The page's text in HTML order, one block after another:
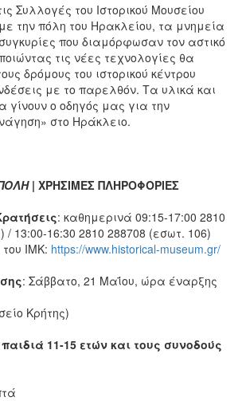
Συλλογές του Ιστορικού Μουσείου
την πόλη του Ηρακλείου, τα μνημεία
συγκυρίες που διαμόρφωσαν τον αστικό
τις νέες τεχνολογίες θα
δρόμους του ιστορικού κέντρου
με το παρελθόν. Τα υλικά και
γίνουν ο οδηγός μας για την
στο Ηράκλειο.
| ΧΡΗΣΙΜΕΣ ΠΛΗΡΟΦΟΡΙΕΣ
: καθημερινά 09:15-17:00 2810
/ 13:00-16:30 2810 288708 (εσωτ. 106)
του ΙΜΚ: https://www.historical-museum.gr/
: Σάββατο, 21 Μαΐου, ώρα έναρξης
Κρήτης)
11-15 ετών και τους συνοδούς